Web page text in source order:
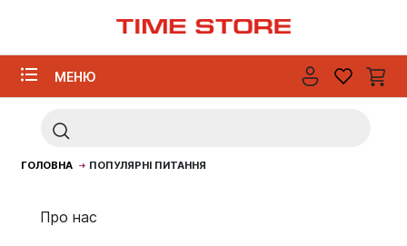
МЕНЮ
ГОЛОВНА ПОПУЛЯРНІ ПИТАННЯ
Про нас